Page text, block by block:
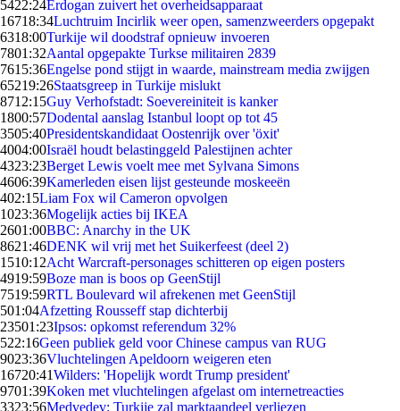
5422:24Erdogan zuivert het overheidsapparaat
16718:34Luchtruim Incirlik weer open, samenzweerders opgepakt
6318:00Turkije wil doodstraf opnieuw invoeren
7801:32Aantal opgepakte Turkse militairen 2839
7615:36Engelse pond stijgt in waarde, mainstream media zwijgen
65219:26Staatsgreep in Turkije mislukt
8712:15Guy Verhofstadt: Soevereiniteit is kanker
1800:57Dodental aanslag Istanbul loopt op tot 45
3505:40Presidentskandidaat Oostenrijk over 'öxit'
4004:00Israël houdt belastinggeld Palestijnen achter
4323:23Berget Lewis voelt mee met Sylvana Simons
4606:39Kamerleden eisen lijst gesteunde moskeeën
402:15Liam Fox wil Cameron opvolgen
1023:36Mogelijk acties bij IKEA
2601:00BBC: Anarchy in the UK
8621:46DENK wil vrij met het Suikerfeest (deel 2)
1510:12Acht Warcraft-personages schitteren op eigen posters
4919:59Boze man is boos op GeenStijl
7519:59RTL Boulevard wil afrekenen met GeenStijl
501:04Afzetting Rousseff stap dichterbij
23501:23Ipsos: opkomst referendum 32%
522:16Geen publiek geld voor Chinese campus van RUG
9023:36Vluchtelingen Apeldoorn weigeren eten
16720:41Wilders: 'Hopelijk wordt Trump president'
9701:39Koken met vluchtelingen afgelast om internetreacties
3323:56Medvedev: Turkije zal marktaandeel verliezen